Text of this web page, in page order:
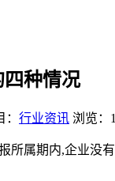
种情况
行业资讯 浏览：
所属期内,企业没